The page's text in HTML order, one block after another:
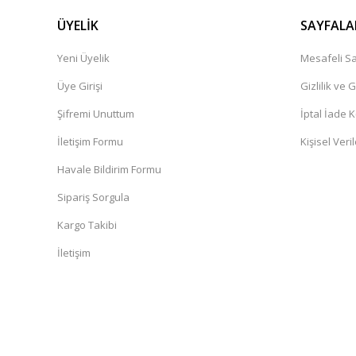
ÜYELİK
Yeni Üyelik
Üye Girişi
Şifremi Unuttum
İletişim Formu
Havale Bildirim Formu
Sipariş Sorgula
Kargo Takibi
İletişim
Mesafeli
Gizlilik ve
İptal İade
Kişisel